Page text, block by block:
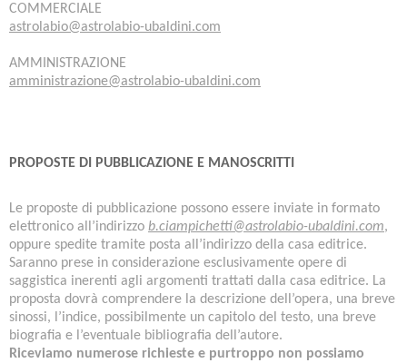
COMMERCIALE
astrolabio@astrolabio-ubaldini.com
AMMINISTRAZIONE
amministrazione@astrolabio-ubaldini.com
PROPOSTE DI PUBBLICAZIONE E MANOSCRITTI
Le proposte di pubblicazione possono essere inviate in formato
elettronico all’indirizzo b.ciampichetti@astrolabio-ubaldini.com,
oppure spedite tramite posta all’indirizzo della casa editrice.
Saranno prese in considerazione esclusivamente opere di
saggistica inerenti agli argomenti trattati dalla casa editrice. La
proposta dovrà comprendere la descrizione dell’opera, una breve
sinossi, l’indice, possibilmente un capitolo del testo, una breve
biografia e l’eventuale bibliografia dell’autore.
Riceviamo numerose richieste e purtroppo non possiamo